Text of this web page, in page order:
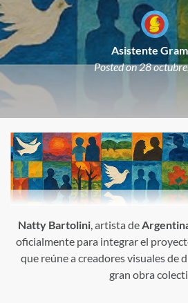
Posted on28
Asistente
Natty Bartolini , artista de
oficialmente para integrar el
que reúne a creadores visuales de
gran obra